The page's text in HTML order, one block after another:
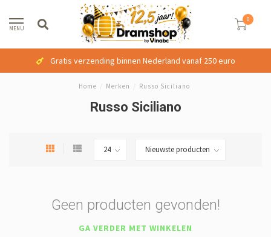
MENU
0
Gratis verzending binnen Nederland vanaf 250 euro
Home Merken Russo Siciliano
Russo Siciliano
Geen producten gevonden!
GA VERDER MET WINKELEN